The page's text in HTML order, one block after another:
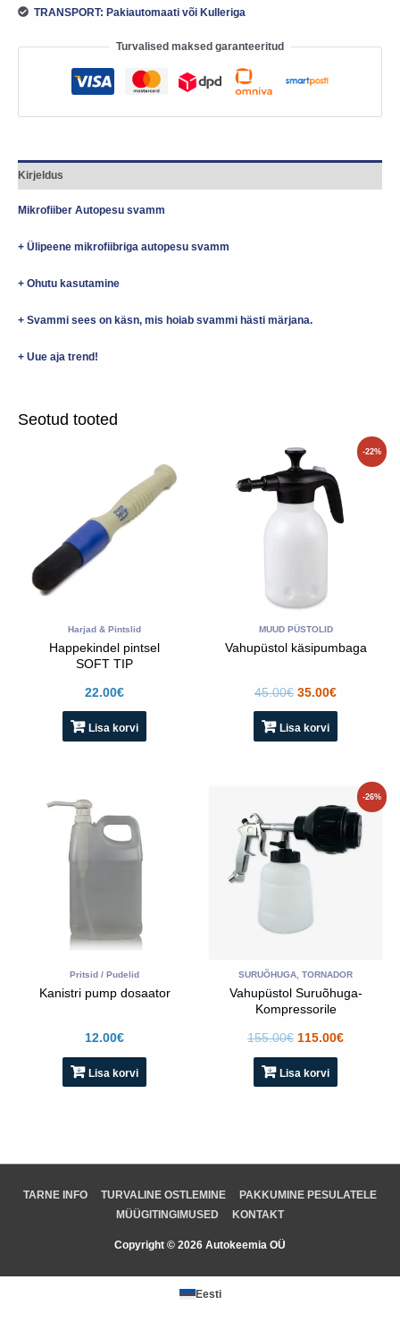
TRANSPORT: Pakiautomaati või Kulleriga
Turvalised maksed garanteeritud
Kirjeldus
Mikrofiiber Autopesu svamm
+ Ülipeene mikrofiibriga autopesu svamm
+ Ohutu kasutamine
+ Svammi sees on käsn, mis hoiab svammi hästi märjana.
+ Uue aja trend!
Seotud tooted
Harjad & Pintslid
Happekindel pintsel
SOFT TIP
22.00€
Lisa korvi
-22%
MUUD PÜSTOLID
Vahupüstol käsipumbaga
45.00€
Algne
hind
oli:
45.00€.
35.00€
Praegune
hind
on:
35.00€.
Lisa korvi
Pritsid / Pudelid
Kanistri pump dosaator
12.00€
Lisa korvi
-26%
SURUÕHUGA, TORNADOR
Vahupüstol Suruõhuga-
Kompressorile
155.00€
hind
oli:
155.00€.
115.00€
Praegune
hind
on:
115.00€.
Lisa korvi
TARNE INFO TURVALINE OSTLEMINE
PAKKUMINE PESULATELE
MÜÜGITINGIMUSED
KONTAKT
Copyright © 2026 Autokeemia OÜ
Eesti